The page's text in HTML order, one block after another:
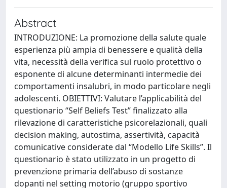
Abstract
INTRODUZIONE: La promozione della salute quale
esperienza più ampia di benessere e qualità della
vita, necessità della verifica sul ruolo protettivo o
esponente di alcune determinanti intermedie dei
comportamenti insalubri, in modo particolare negli
adolescenti. OBIETTIVI: Valutare l’applicabilità del
questionario “Self Beliefs Test” finalizzato alla
rilevazione di caratteristiche psicorelazionali, quali
decision making, autostima, assertività, capacità
comunicative considerate dal “Modello Life Skills”. Il
questionario è stato utilizzato in un progetto di
prevenzione primaria dell’abuso di sostanze
dopanti nel setting motorio (gruppo sportivo